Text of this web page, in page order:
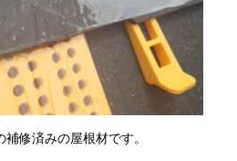
修済みの屋根材です。